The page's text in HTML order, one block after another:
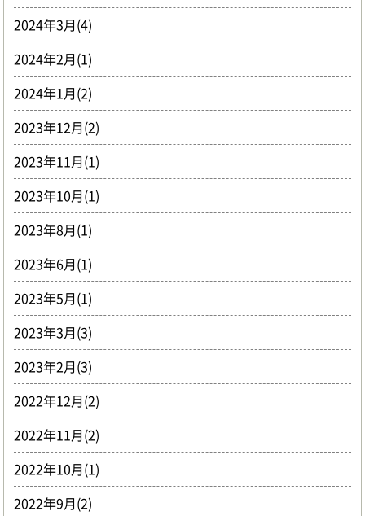
2024年3月(4)
2024年2月(1)
2024年1月(2)
2023年12月(2)
2023年11月(1)
2023年10月(1)
2023年8月(1)
2023年6月(1)
2023年5月(1)
2023年3月(3)
2023年2月(3)
2022年12月(2)
2022年11月(2)
2022年10月(1)
2022年9月(2)